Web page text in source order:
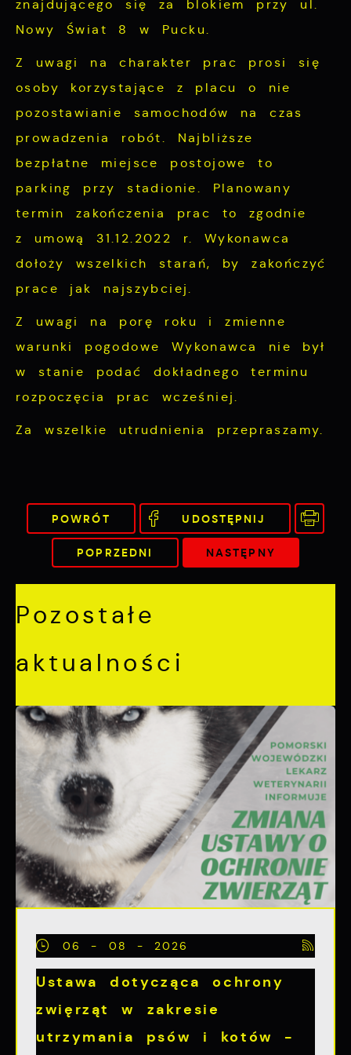
znajdującego się za blokiem przy ul.
Nowy Świat 8 w Pucku.
Z uwagi na charakter prac prosi się
osoby korzystające z placu o nie
pozostawianie samochodów na czas
prowadzenia robót. Najbliższe
bezpłatne miejsce postojowe to
parking przy stadionie. Planowany
termin zakończenia prac to zgodnie
z umową 31.12.2022 r. Wykonawca
dołoży wszelkich starań, by zakończyć
prace jak najszybciej.
Z uwagi na porę roku i zmienne
warunki pogodowe Wykonawca nie był
w stanie podać dokładnego terminu
rozpoczęcia prac wcześniej.
Za wszelkie utrudnienia przepraszamy.
POWRÓT UDOSTĘPNIJ
POPRZEDNI NASTĘPNY
Pozostałe
aktualności
06 - 08 - 2026
Ustawa dotycząca ochrony
zwięrząt w zakresie
utrzymania psów i kotów -
cookies gwarantuje dostępność większej
ilości funkcji na stronie.
informacji w zakresie wykorzystywania
witryny internetowej, miejsca oraz
częstotliwości, z jaką odwiedzane są nasze
serwisy www. Dane pozwalają nam na
względem ich popularności wśród
użytkowników. Zgromadzone informacje są
przetwarzane w formie zanonimizowanej.
Wyrażenie zgody na analityczne pliki
cookies gwarantuje dostępność wszystkich
Reklamowe
Dzięki reklamowym plikom cookies
prezentujemy Ci najciekawsze informacje i
podstawie analizy Twoich upodobań oraz
Twoich zwyczajów dotyczących przeglądanej
witryny internetowej. Treści promocyjne
trzecich lub firm będących naszymi
partnerami oraz innych dostawców usług.
Firmy te działają w charakterze
pośredników prezentujących nasze treści w
Więcej